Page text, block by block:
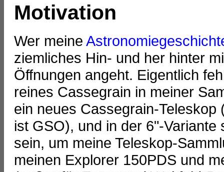
Motivation
Wer meine
ziemliches Hin- und her hinter
Öffnungen angeht. Eigentlich
reines Cassegrain in meiner
ein neues Cassegrain-
ist GSO), und in der 6"-
sein, um meine Teleskop-
meinen Explorer 150PDS und